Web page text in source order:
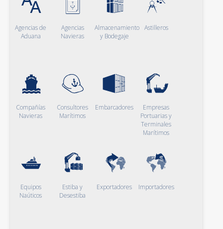
Agencias de
Aduana
Agencias
Navieras
Almacenamiento
y Bodegaje
Astilleros
Compañías
Navieras
Consultores
Marítimos
Embarcadores
Empresas
Portuarias y
Terminales
Marítimos
Equipos
Naúticos
Estiba y
Desestiba
Exportadores Importadores